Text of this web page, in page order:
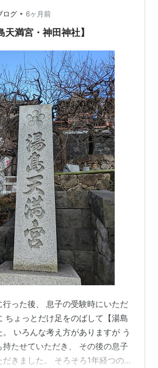
チャーハン半分のメニューの発
を必ず食べ…
ログ • 6ヶ月前
満宮・神田神社】
った後、 息子の受験時にいただ
ちょっとだけ足をのばして【湯島
いろんな考え方がありますが う
たせていただき、 その後の息子
きました。 そろそろ1年経つの